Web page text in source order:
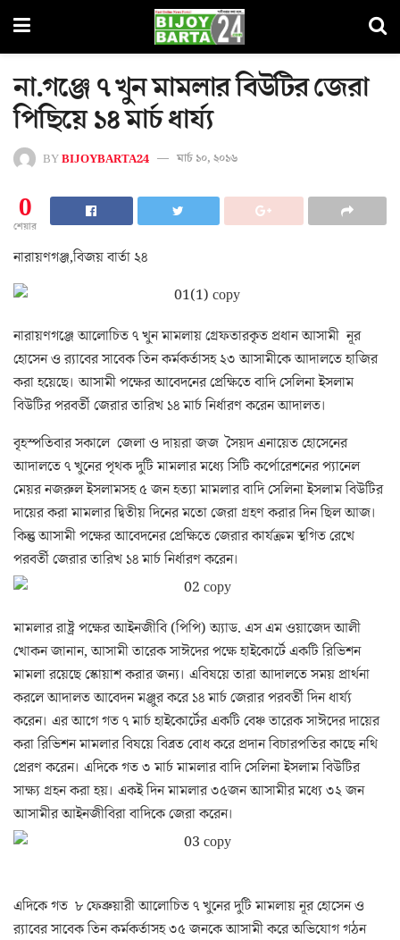
না.গঞ্জে ৭ খুন মামলার বিউটির জেরা
পিছিয়ে ১৪ মার্চ ধার্য্য
BYBIJOYBARTA24 মার্চ ১০, ২০১৬
0
শেয়ার
নারায়ণগঞ্জ,বিজয় বার্তা ২৪
নারায়ণগঞ্জে আলোচিত ৭ খুন মামলায় গ্রেফতারকৃত প্রধান আসামী নূর
হোসেন ও র‌্যাবের সাবেক তিন কর্মকর্তাসহ ২৩ আসামীকে আদালতে হাজির
করা হয়েছে। আসামী পক্ষের আবেদনের প্রেক্ষিতে বাদি সেলিনা ইসলাম
বিউটির পরবর্তী জেরার তারিখ ১৪ মার্চ নির্ধারণ করেন আদালত।
বৃহস্পতিবার সকালে জেলা ও দায়রা জজ সৈয়দ এনায়েত হোসেনের
আদালতে ৭ খুনের পৃথক দুটি মামলার মধ্যে সিটি কর্পোরেশনের প্যানেল
মেয়র নজরুল ইসলামসহ ৫ জন হত্যা মামলার বাদি সেলিনা ইসলাম বিউটির
দায়ের করা মামলার দ্বিতীয় দিনের মতো জেরা গ্রহণ করার দিন ছিল আজ।
কিন্তু আসামী পক্ষের আবেদনের প্রেক্ষিতে জেরার কার্যক্রম স্থগিত রেখে
পরবর্তী জেরার তারিখ ১৪ মার্চ নির্ধারণ করেন।
মামলার রাষ্ট্র পক্ষের আইনজীবি (পিপি) অ্যাড. এস এম ওয়াজেদ আলী
খোকন জানান, আসামী তারেক সাঈদের পক্ষে হাইকোর্টে একটি রিভিশন
মামলা রয়েছে স্কোয়াশ করার জন্য। এবিষয়ে তারা আদালতে সময় প্রার্থনা
করলে আদালত আবেদন মঞ্জুর করে ১৪ মার্চ জেরার পরবর্তী দিন ধার্য্য
করেন। এর আগে গত ৭ মার্চ হাইকোর্টের একটি বেঞ্চ তারেক সাঈদের দায়ের
করা রিভিশন মামলার বিষয়ে বিব্রত বোধ করে প্রদান বিচারপতির কাছে নথি
প্রেরণ করেন। এদিকে গত ৩ মার্চ মামলার বাদি সেলিনা ইসলাম বিউটির
সাক্ষ্য গ্রহন করা হয়। একই দিন মামলার ৩৫জন আসামীর মধ্যে ৩২ জন
আসামীর আইনজীবিরা বাদিকে জেরা করেন।
এদিকে গত ৮ ফেব্রুয়ারী আলোচিত ৭ খুনের দুটি মামলায় নূর হোসেন ও
র‌্যাবের সাবেক তিন কর্মকর্তাসহ ৩৫ জনকে আসামী করে অভিযোগ গঠন